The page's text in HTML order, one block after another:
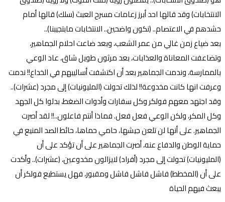
الانتخابات) وقد قالها احد أبرز زعامات مسرح العبث (سلك) قالها أمام
حشدهم في الاعتصام.. (نكون واضحين.. الانتخابات مابتجيبنا)..
بعد ضياع زمن غالي من عمر الشعب، وبعد ضاعت احلام الجماهير،
وتضاعفت المعاناة والعذابات، بعد مرثون طويل شاق، عاد الوعي
بالممارسة، وندمت الجماهير بعد أن اكتشفت أساليبهم في الخداع!! ندمت
وعرفت انها كانت مخدوعة!! لذلك تحولت (المليونيات) إلى مجرد (عشرات)..
وقد اجتهد معهم فولكر وكل سفارات وأدوات الضغط، بدلوا كل الجهد
وكل المكر، ولكن الوعي فعل فعل. فماذا أنتم فاعلون..!! لقد أصرت
الجماهير. على أنها لن تلعن جيشها، حامي حماها، حائط الصد المنيع في
حماية الوطن والدفاع عنه، أصرت الجماهير على أن تؤكد على أن
(المليونيات) تحولت إلى مجرد (أفراد) لايزالون مخدوعين، (عشرات).. وأكدت
على أن (المخطط) فاشل فاشل فاشل ومقبور، فهل يستطيع فولكر أن
يبعث فيهم الحياة